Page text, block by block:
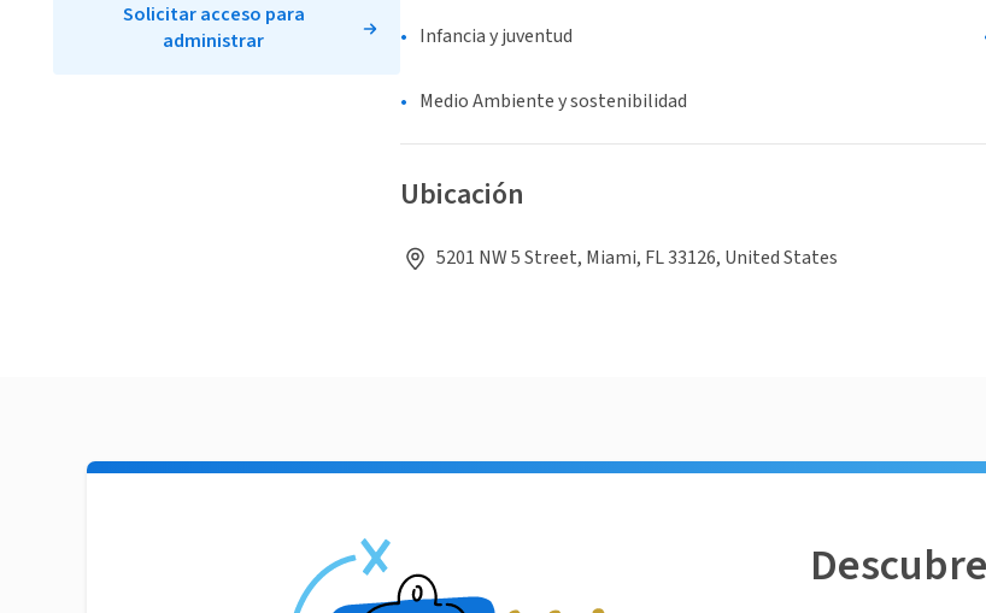
Infancia y juventud
Medio Ambiente y sostenibilidad
Ubicación
5201 NW 5 Street, Miami, FL 33126, United States
Solicitar acceso para
administrar